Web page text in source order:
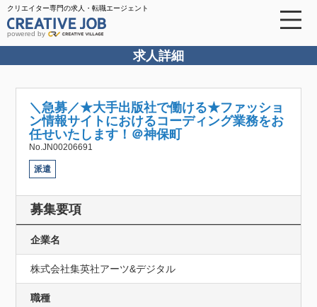
クリエイター専門の求人・転職エージェント
powered by
求人詳細
＼急募／★大手出版社で働ける★ファッショ
ン情報サイトにおけるコーディング業務をお
任せいたします！＠神保町
No.JN00206691
派遣
募集要項
企業名
株式会社集英社アーツ&デジタル
職種